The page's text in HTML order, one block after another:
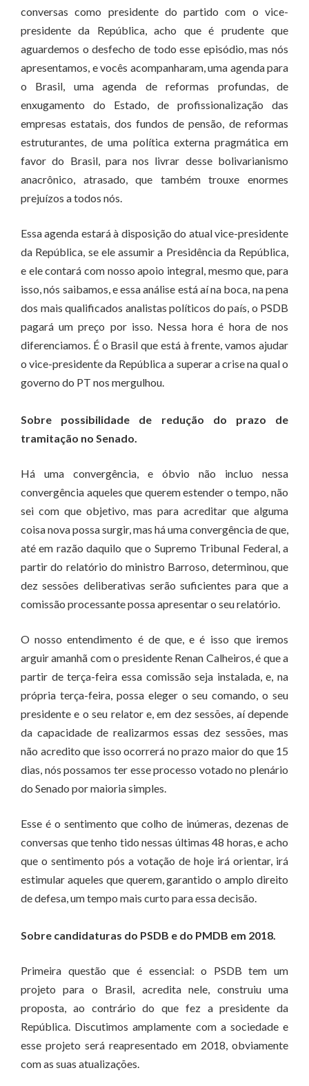
conversas como presidente do partido com o vice-
presidente da República, acho que é prudente que
aguardemos o desfecho de todo esse episódio, mas nós
apresentamos, e vocês acompanharam, uma agenda para
o Brasil, uma agenda de reformas profundas, de
enxugamento do Estado, de profissionalização das
empresas estatais, dos fundos de pensão, de reformas
estruturantes, de uma política externa pragmática em
favor do Brasil, para nos livrar desse bolivarianismo
anacrônico, atrasado, que também trouxe enormes
prejuízos a todos nós.
Essa agenda estará à disposição do atual vice-presidente
da República, se ele assumir a Presidência da República,
e ele contará com nosso apoio integral, mesmo que, para
isso, nós saibamos, e essa análise está aí na boca, na pena
dos mais qualificados analistas políticos do país, o PSDB
pagará um preço por isso. Nessa hora é hora de nos
diferenciamos. É o Brasil que está à frente, vamos ajudar
o vice-presidente da República a superar a crise na qual o
governo do PT nos mergulhou.
Sobre possibilidade de redução do prazo de
tramitação no Senado.
Há uma convergência, e óbvio não incluo nessa
convergência aqueles que querem estender o tempo, não
sei com que objetivo, mas para acreditar que alguma
coisa nova possa surgir, mas há uma convergência de que,
até em razão daquilo que o Supremo Tribunal Federal, a
partir do relatório do ministro Barroso, determinou, que
dez sessões deliberativas serão suficientes para que a
comissão processante possa apresentar o seu relatório.
O nosso entendimento é de que, e é isso que iremos
arguir amanhã com o presidente Renan Calheiros, é que a
partir de terça-feira essa comissão seja instalada, e, na
própria terça-feira, possa eleger o seu comando, o seu
presidente e o seu relator e, em dez sessões, aí depende
da capacidade de realizarmos essas dez sessões, mas
não acredito que isso ocorrerá no prazo maior do que 15
dias, nós possamos ter esse processo votado no plenário
do Senado por maioria simples.
Esse é o sentimento que colho de inúmeras, dezenas de
conversas que tenho tido nessas últimas 48 horas, e acho
que o sentimento pós a votação de hoje irá orientar, irá
estimular aqueles que querem, garantido o amplo direito
de defesa, um tempo mais curto para essa decisão.
Sobre candidaturas do PSDB e do PMDB em 2018.
Primeira questão que é essencial: o PSDB tem um
projeto para o Brasil, acredita nele, construiu uma
proposta, ao contrário do que fez a presidente da
República. Discutimos amplamente com a sociedade e
esse projeto será reapresentado em 2018, obviamente
com as suas atualizações.